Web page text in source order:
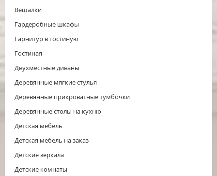
Вешалки
Гардеробные шкафы
Гарнитур в гостиную
Гостиная
Двухместные диваны
Деревянные мягкие стулья
Деревянные прикроватные тумбочки
Деревянные столы на кухню
Детская мебель
Детская мебель на заказ
Детские зеркала
Детские комнаты